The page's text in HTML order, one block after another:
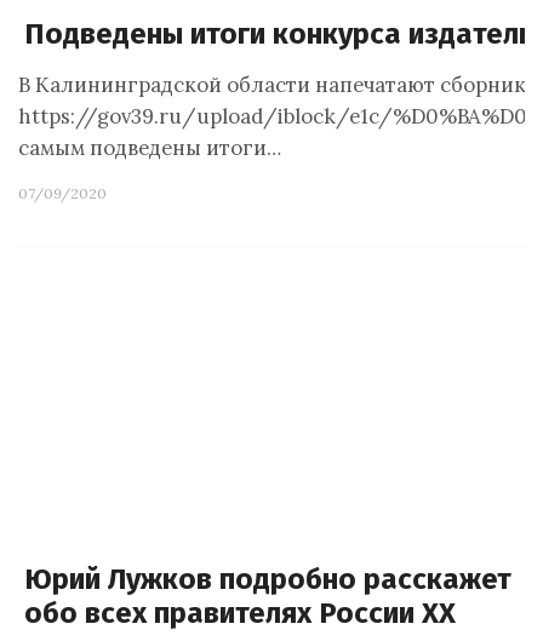
Подведены итоги конкурса
В Калининградской области напечатают
https://gov39.ru/upload/iblock/e1c/
самым подведены итоги…
07/09/2020
Юрий Лужков подробно расскажет
обо всех правителях России XX